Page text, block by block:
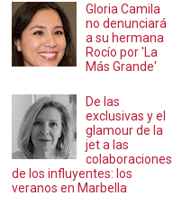
Gloria Camila
no denunciará
a su hermana
Rocío por 'La
Más Grande'
De las
exclusivas y el
glamour de la
jet a las
colaboraciones
de los influyentes: los
veranos en Marbella